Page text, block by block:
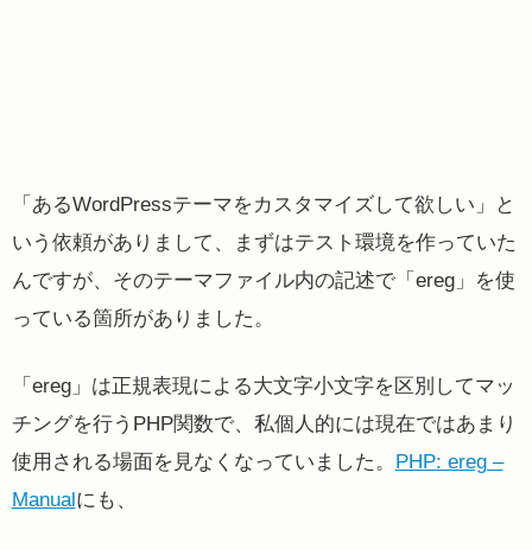
「あるWordPressテーマをカスタマイズして欲しい」と
いう依頼がありまして、まずはテスト環境を作っていた
んですが、そのテーマファイル内の記述で「ereg」を使
っている箇所がありました。
「ereg」は正規表現による大文字小文字を区別してマッ
チングを行うPHP関数で、私個人的には現在ではあまり
使用される場面を見なくなっていました。
PHP: ereg –
Manual にも、